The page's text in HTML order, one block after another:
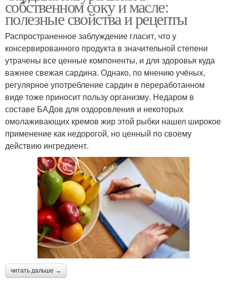
собственном соку и масле:
полезные свойства и рецепты
Распространенное заблуждение гласит, что у
консервированного продукта в значительной степени
утрачены все ценные компоненты, и для здоровья куда
важнее свежая сардина. Однако, по мнению учёных,
регулярное употребление сардин в переработанном
виде тоже приносит пользу организму. Недаром в
составе БАДов для оздоровления и некоторых
омолаживающих кремов жир этой рыбки нашел широкое
применение как недорогой, но ценный по своему
действию ингредиент.
читать дальше →